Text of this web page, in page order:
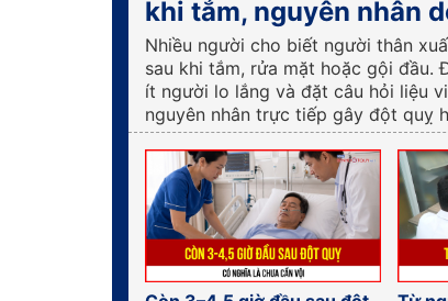
khi tắm, nguyên nhân
Nhiều người cho biết người thân
sau khi tắm, rửa mặt hoặc gội đầu.
ít người lo lắng và đặt câu hỏi liệu
nguyên nhân trực tiếp gây đột quỵ